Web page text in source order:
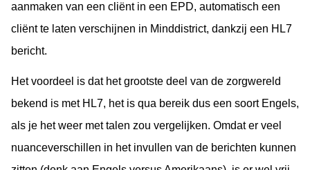
aanmaken van een cliënt in een EPD, automatisch een
cliënt te laten verschijnen in Minddistrict, dankzij een HL7
bericht.
Het voordeel is dat het grootste deel van de zorgwereld
bekend is met HL7, het is qua bereik dus een soort Engels,
als je het weer met talen zou vergelijken. Omdat er veel
nuanceverschillen in het invullen van de berichten kunnen